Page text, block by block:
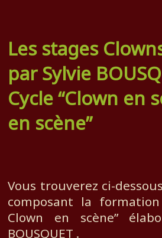
Les stages
par Sylvie
Cycle “Clown en
en scène”
Vous trouverez ci-
composant la
Clown en scène”
BOUSQUET .